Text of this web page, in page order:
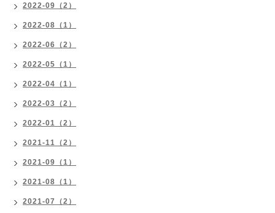
2022-09（2）
2022-08（1）
2022-06（2）
2022-05（1）
2022-04（1）
2022-03（2）
2022-01（2）
2021-11（2）
2021-09（1）
2021-08（1）
2021-07（2）